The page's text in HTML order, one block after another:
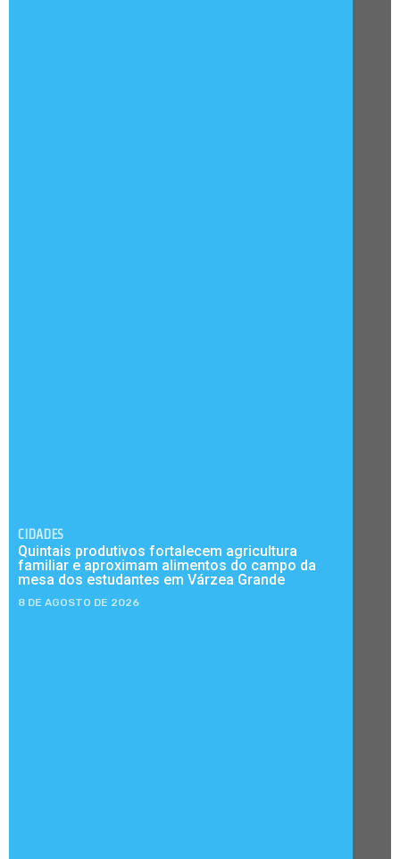
CIDADES
Quintais produtivos fortalecem agricultura
familiar e aproximam alimentos do campo da
mesa dos estudantes em Várzea Grande
8 DE AGOSTO DE 2026